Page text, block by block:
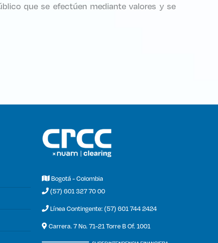
que se efectúen mediante valores y se
Bogotá - Colombia
(57) 601 327 70 00
Línea Contingente: (57) 601 744 2424
Carrera. 7 No. 71-21 Torre B Of. 1001